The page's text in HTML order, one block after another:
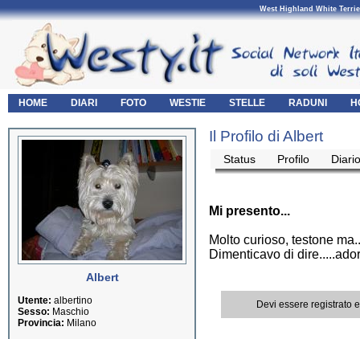
West Highland White
HOME DIARI FOTO WESTIE STELLE RADUNI
Albert
Utente: albertino
Sesso: Maschio
Provincia: Milano
Il Profilo di Albert
Status Profilo Diario
Mi presento...
Molto curioso, testone
Dimenticavo di
Devi essere registrato